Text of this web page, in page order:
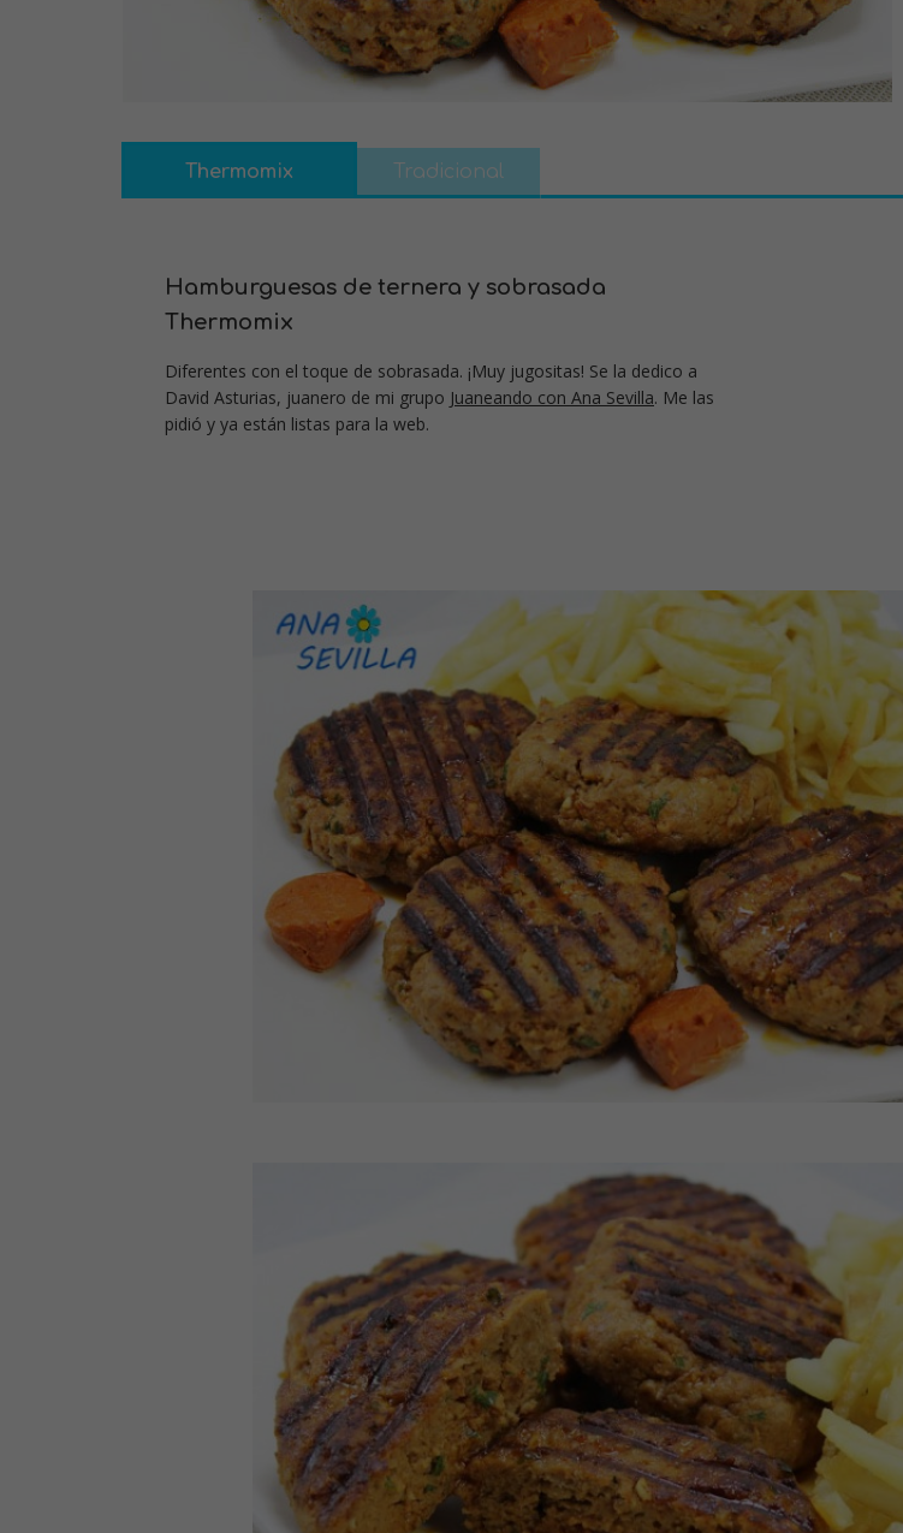
Thermomix Tradicional
Hamburguesas de ternera y sobrasada
Thermomix
Diferentes con el toque de sobrasada. ¡Muy jugositas! Se la dedico a
David Asturias, juanero de mi grupo Juaneando con Ana Sevilla. Me las
pidió y ya están listas para la web.